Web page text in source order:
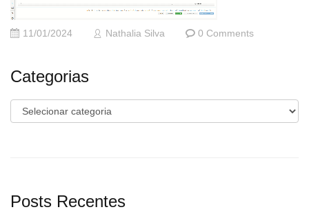
11/01/2024 Nathalia Silva 0 Comments
Categorias
Categorias
Posts Recentes